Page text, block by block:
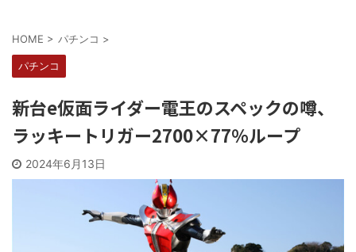
HOME > パチンコ >
パチンコ
新台e仮面ライダー電王のスペックの噂、
ラッキートリガー2700×77％ループ
2024年6月13日